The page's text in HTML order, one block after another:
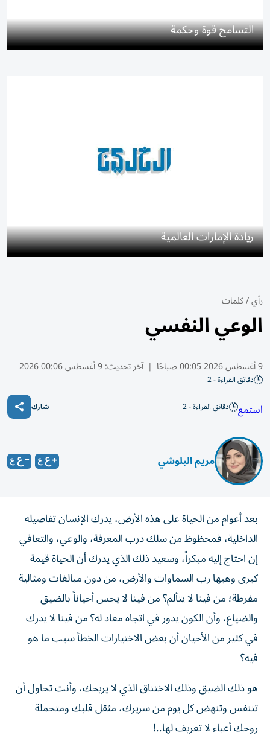
التسامح قوة وحكمة
ريادة الإمارات العالمية
رأي/كلمات
الوعي النفسي
9 أغسطس 2026 00:05 صباحًا | آخر تحديث:9 أغسطس 00:06 2026
دقائق القراءة - 2
استمع دقائق القراءة - 2 شارك
مريم البلوشي
بعد أعوام من الحياة على هذه الأرض، يدرك الإنسان تفاصيله
الداخلية، فمحظوظ من سلك درب المعرفة، والوعي، والتعافي
إن احتاج إليه مبكراً، وسعيد ذلك الذي يدرك أن الحياة قيمة
كبرى وهبها رب السماوات والأرض، من دون مبالغات ومثالية
مفرطة؛ من فينا لا يتألم؟ من فينا لا يحس أحياناً بالضيق
والضياع، وأن الكون يدور في اتجاه معاد له؟ من فينا لا يدرك
في كثير من الأحيان أن بعض الاختيارات الخطأ سبب ما هو
فيه؟
هو ذلك الضيق وذلك الاختناق الذي لا يريحك، وأنت تحاول أن
تتنفس وتنهض كل يوم من سريرك، مثقل قلبك ومتحملة
روحك أعباء لا تعريف لها..!